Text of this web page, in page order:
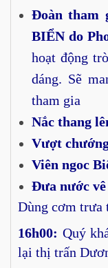
Đoàn tham
BIỂN do
hoạt động
dáng. Sẽ
tham gia
Nắc thang
Vượt
Viên ngoc
Đưa nước vê
Dùng cơm trưa
16h00: Quý
lại thị trấn